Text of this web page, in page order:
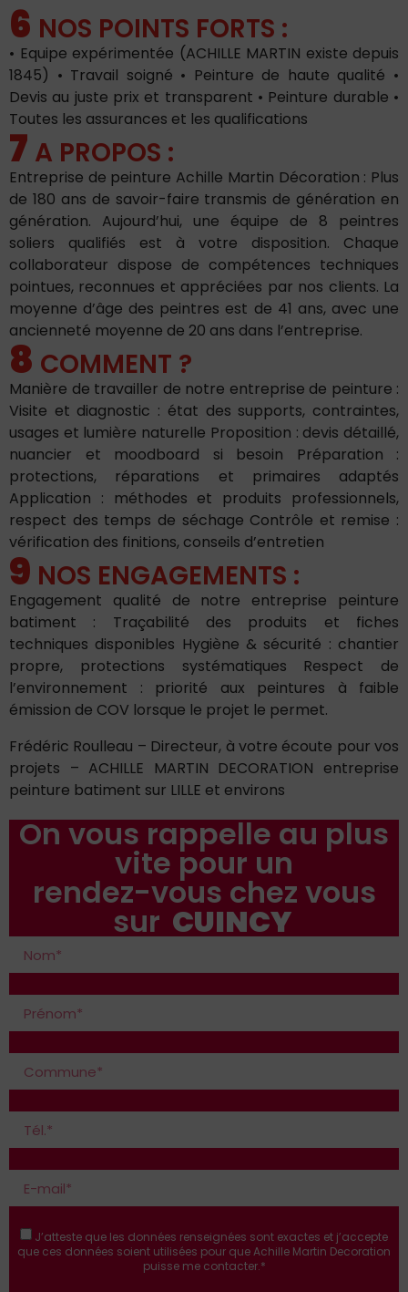
6 NOS POINTS FORTS :
• Equipe expérimentée (ACHILLE MARTIN existe depuis
1845) • Travail soigné • Peinture de haute qualité •
Devis au juste prix et transparent • Peinture durable •
Toutes les assurances et les qualifications
7 A PROPOS :
Entreprise de peinture Achille Martin Décoration : Plus
de 180 ans de savoir-faire transmis de génération en
génération. Aujourd’hui, une équipe de 8 peintres
soliers qualifiés est à votre disposition. Chaque
collaborateur dispose de compétences techniques
pointues, reconnues et appréciées par nos clients. La
moyenne d’âge des peintres est de 41 ans, avec une
ancienneté moyenne de 20 ans dans l’entreprise.
8 COMMENT ?
Manière de travailler de notre entreprise de peinture :
Visite et diagnostic : état des supports, contraintes,
usages et lumière naturelle Proposition : devis détaillé,
nuancier et moodboard si besoin Préparation :
protections, réparations et primaires adaptés
Application : méthodes et produits professionnels,
respect des temps de séchage Contrôle et remise :
vérification des finitions, conseils d’entretien
9 NOS ENGAGEMENTS :
Engagement qualité de notre entreprise peinture
batiment : Traçabilité des produits et fiches
techniques disponibles Hygiène & sécurité : chantier
propre, protections systématiques Respect de
l’environnement : priorité aux peintures à faible
émission de COV lorsque le projet le permet.
Frédéric Roulleau – Directeur, à votre écoute pour vos
projets – ACHILLE MARTIN DECORATION entreprise
peinture batiment sur LILLE et environs
On vous rappelle au plus
vite pour un
rendez-vous chez vous
sur CUINCY
J’atteste que les données renseignées sont exactes et j’accepte
que ces données soient utilisées pour que Achille Martin Decoration
puisse me contacter.*